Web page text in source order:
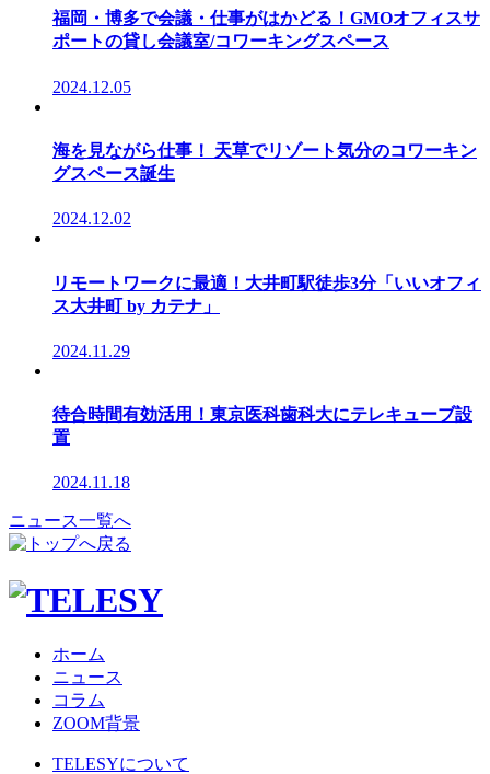
福岡・博多で会議・仕事がはかどる！GMOオフィスサ
ポートの貸し会議室/コワーキングスペース
2024.12.05
海を見ながら仕事！ 天草でリゾート気分のコワーキン
グスペース誕生
2024.12.02
リモートワークに最適！大井町駅徒歩3分「いいオフィ
ス大井町 by カテナ」
2024.11.29
待合時間有効活用！東京医科歯科大にテレキューブ設
置
2024.11.18
ニュース一覧へ
ホーム
ニュース
コラム
ZOOM背景
TELESYについて